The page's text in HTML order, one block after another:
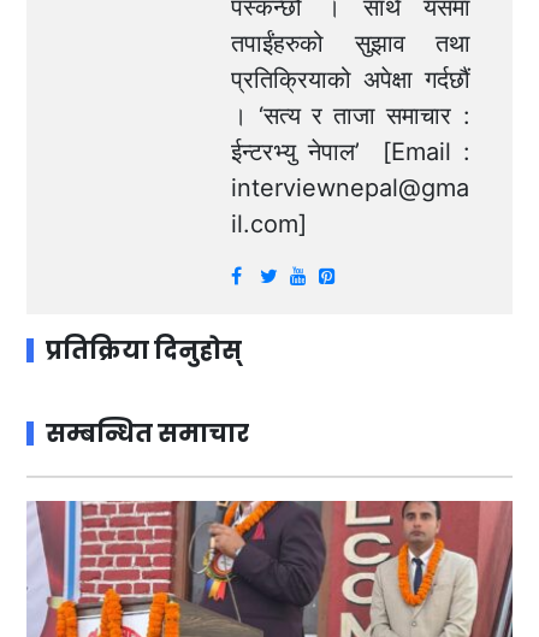
पस्कन्छौं । साथै यसमा
तपाईंहरुको सुझाव तथा
प्रतिक्रियाको अपेक्षा गर्दछौं
। ‘सत्य र ताजा समाचार :
ईन्टरभ्यु नेपाल’ [Email :
interviewnepal@gma
il.com]
प्रतिक्रिया दिनुहोस्
सम्बन्धित समाचार